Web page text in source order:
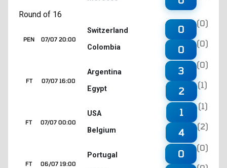
Round of 16
07/07 20:00
PEN
Switzerland
Colombia
0
(0)
0
(0)
07/07 16:00
FT
Argentina
Egypt
3
(0)
2
(1)
07/07 00:00
FT
USA
Belgium
1
(1)
4
(2)
06/07 19:00
FT
Portugal
0
(0)